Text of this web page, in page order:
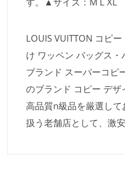
LOUIS VUITTON コピ
け ワッペン バッグス
ブランド スーパーコピ
のブランド コピー デ
高品質n級品を厳選し
扱う老舗店として、激